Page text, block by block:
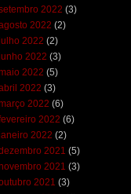
2022 (3)
2022 (2)
2022 (2)
2022 (3)
2022 (5)
2022 (3)
2022 (6)
2022 (6)
2022 (2)
2021 (5)
2021 (3)
2021 (3)